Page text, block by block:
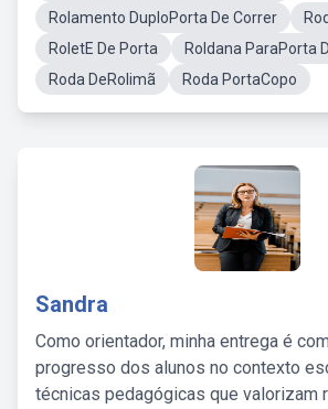
Rolamento DuploPorta De Correr
RoletE De Porta
Roldana ParaPorta
Roda DeRolimã
Roda PortaCopo
Sandra
Como orientador, minha entrega é
progresso dos alunos no contexto
técnicas pedagógicas que valorizam